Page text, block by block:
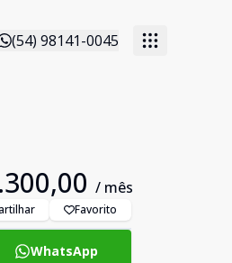
(54) 98141-0045
/ mês
Favorito
WhatsApp